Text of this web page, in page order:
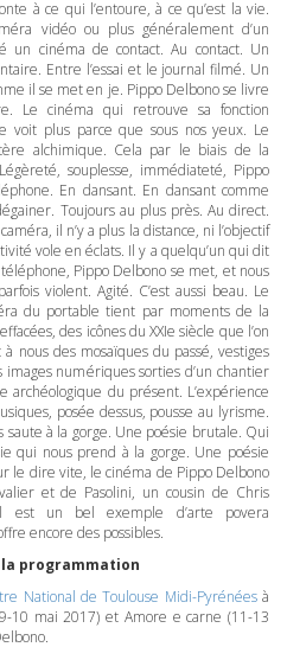
à ce qui l’entoure, à ce qu’est la vie.
vidéo ou plus généralement d’un
un cinéma de contact. Au contact. Un
Entre l’essai et le journal filmé. Un
il se met en je. Pippo Delbono se livre
Le cinéma qui retrouve sa fonction
voit plus parce que sous nos yeux. Le
alchimique. Cela par le biais de la
souplesse, immédiateté, Pippo
En dansant. En dansant comme
Toujours au plus près. Au direct.
il n’y a plus la distance, ni l’objectif
vole en éclats. Il y a quelqu’un qui dit
Pippo Delbono se met, et nous
violent. Agité. C’est aussi beau. Le
du portable tient par moments de la
des icônes du XXIe siècle que l’on
nous des mosaïques du passé, vestiges
numériques sorties d’un chantier
archéologique du présent. L’expérience
posée dessus, pousse au lyrisme.
saute à la gorge. Une poésie brutale. Qui
qui nous prend à la gorge. Une poésie
le dire vite, le cinéma de Pippo Delbono
et de Pasolini, un cousin de Chris
un bel exemple d’arte povera
encore des possibles.
programmation
National de Toulouse Midi-Pyrénéesà
10 mai 2017) et Amore e carne (11-13